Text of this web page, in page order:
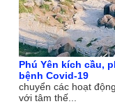
Phú Yên kích cầu,
bệnh Covid-19
chuyển các hoạt
với tâm thế...